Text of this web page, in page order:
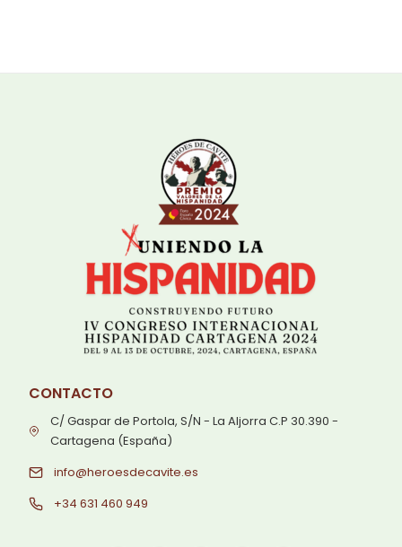
CONTACTO
C/ Gaspar de Portola, S/N - La Aljorra C.P 30.390 -
Cartagena (España)
info@heroesdecavite.es
+34 631 460 949